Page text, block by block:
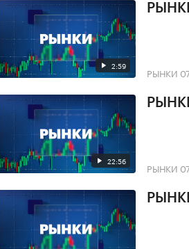
2:59 РЫНКИ
22:56 РЫНКИ